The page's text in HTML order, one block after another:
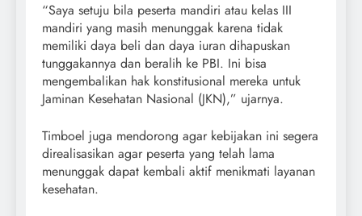
“Saya setuju bila peserta mandiri atau kelas III
mandiri yang masih menunggak karena tidak
memiliki daya beli dan daya iuran dihapuskan
tunggakannya dan beralih ke PBI. Ini bisa
mengembalikan hak konstitusional mereka untuk
Jaminan Kesehatan Nasional (JKN),” ujarnya.
Timboel juga mendorong agar kebijakan ini segera
direalisasikan agar peserta yang telah lama
menunggak dapat kembali aktif menikmati layanan
kesehatan.